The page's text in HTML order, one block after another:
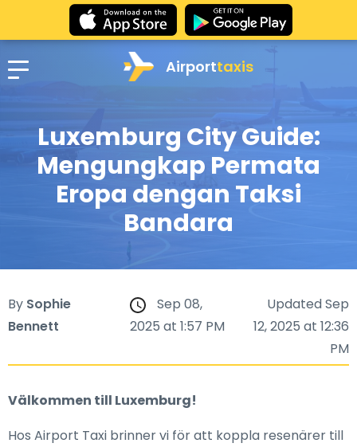
Airporttaxis
Luxemburg City Guide:
Mengungkap Permata
Eropa dengan Taksi
Bandara
By Sophie
Bennett
Sep 08,
2025 at 1:57 PM
Updated Sep
12, 2025 at 12:36
PM
Välkommen till Luxemburg!
Hos Airport Taxi brinner vi för att koppla resenärer till